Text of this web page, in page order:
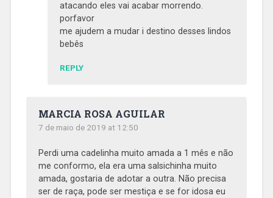
atacando eles vai acabar morrendo.
porfavor
me ajudem a mudar i destino desses lindos
bebês
REPLY
MARCIA ROSA AGUILAR
7 de maio de 2019 at 12:50
Perdi uma cadelinha muito amada a 1 mês e não
me conformo, ela era uma salsichinha muito
amada, gostaria de adotar a outra. Não precisa
ser de raça, pode ser mestiça e se for idosa eu